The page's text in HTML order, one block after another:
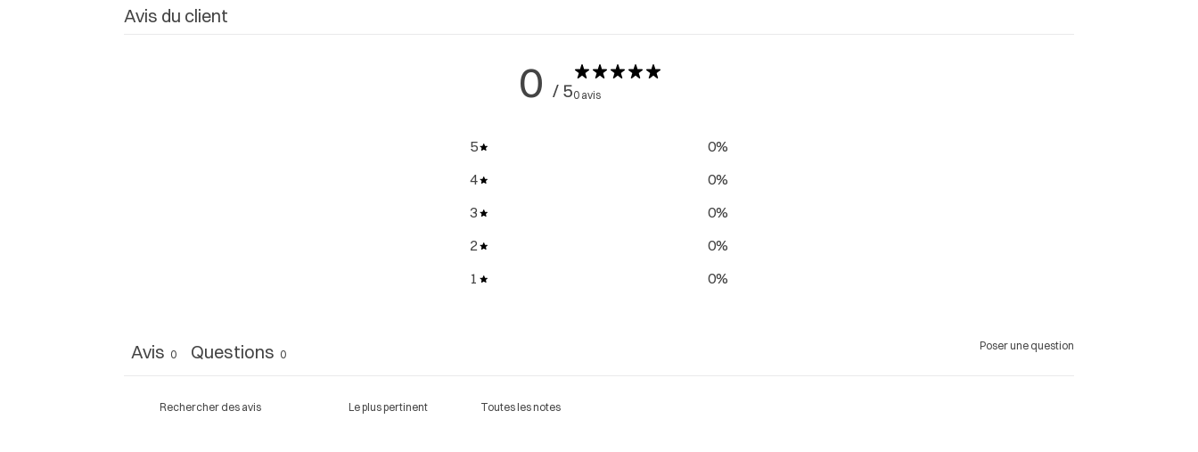
Avis du client
0 / 50 avis
5 0%
4
0%
3
0%
2
0%
1
0%
Poser une question
Avis 0 Questions 0